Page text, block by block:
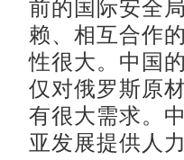
前的国际安全
赖、相互合作
性很大。中国
仅对俄罗斯原
有很大需求。
亚发展提供人